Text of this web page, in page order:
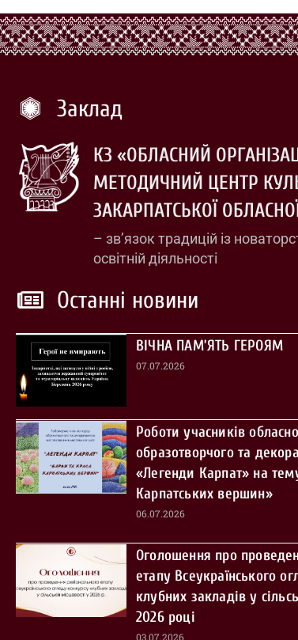
Заклад
КЗ «ОБЛАСНИЙ
МЕТОДИЧНИЙ ЦЕНТР
ЗАКАРПАТСЬКОЇ
– зв’язок традицій із
освітній діяльності
Останні новини
ВІЧНА ПАМ’ЯТЬ ГЕРОЯМ
07.07.2026
Роботи учасників
образотворчого та
«Легенди Карпат» на
Карпатських вершин»
06.07.2026
Оголошення про
етапу Всеукраїнського
клубних закладів у
2026 році
03.07.2026